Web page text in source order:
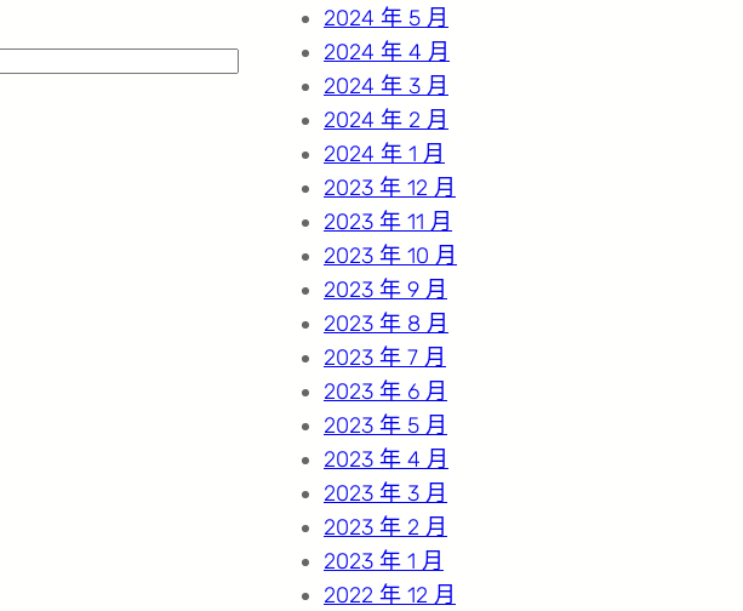
2024 年 5 月
2024 年 4 月
2024 年 3 月
2024 年 2 月
2024 年 1 月
2023 年 12 月
2023 年 11 月
2023 年 10 月
2023 年 9 月
2023 年 8 月
2023 年 7 月
2023 年 6 月
2023 年 5 月
2023 年 4 月
2023 年 3 月
2023 年 2 月
2023 年 1 月
2022 年 12 月